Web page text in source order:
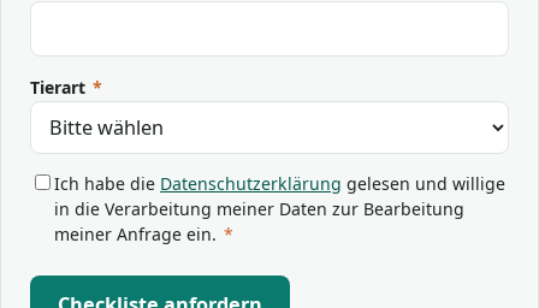
Tierart *
Ich habe die Datenschutzerklärung gelesen und willige
in die Verarbeitung meiner Daten zur Bearbeitung
meiner Anfrage ein. *